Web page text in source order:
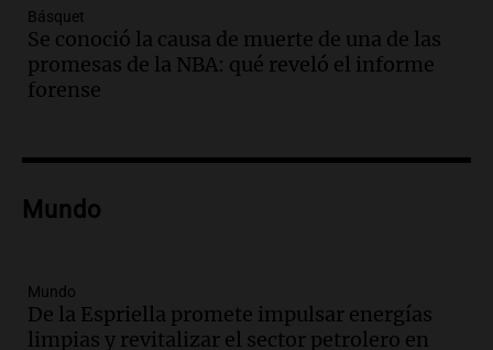
Audio.
edificios y una casa del estudiante para
jóvenes de la región
Panorama Federal
Audio.Preparativos finales para la gran
Bulaya este sábado
Audio.
Congreso y evacuación por derrame de
oxígeno en Montecastro
Básquet
Se conoció la causa de muerte de una de las
promesas de la NBA: qué reveló el informe
forense
Mundo
Mundo
De la Espriella promete impulsar energías
limpias y revitalizar el sector petrolero en